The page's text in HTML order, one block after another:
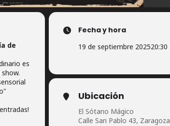
de
es
Fecha y hora
19 de septiembre 202520:30
Ubicación
El Sótano Mágico
Calle San Pablo 43, Zaragoza